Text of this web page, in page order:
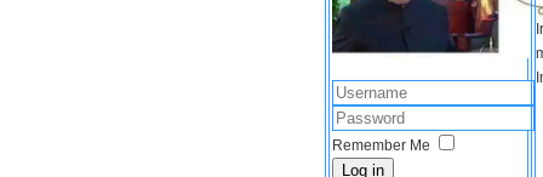
Remember Me
Log in